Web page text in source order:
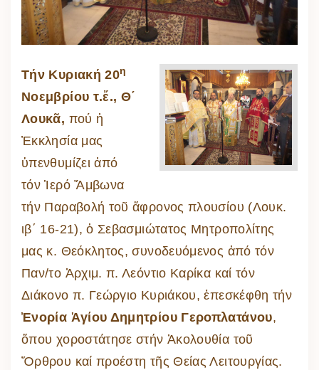
Τήν Κυριακή 20η
Νοεμβρίου τ.ἔ., Θ΄
Λουκᾶ, πού ἡ
Ἐκκλησία μας
ὑπενθυμίζει ἀπό
τόν Ἱερό Ἄμβωνα
τήν Παραβολή τοῦ ἄφρονος πλουσίου (Λουκ.
ιβ΄ 16-21), ὁ Σεβασμιώτατος Μητροπολίτης
μας κ. Θεόκλητος, συνοδευόμενος ἀπό τόν
Παν/το Ἀρχιμ. π. Λεόντιο Καρίκα καί τόν
Διάκονο π. Γεώργιο Κυριάκου, ἐπεσκέφθη τήν
Ἐνορία Ἁγίου Δημητρίου Γεροπλατάνου,
ὅπου χοροστάτησε στήν Ἀκολουθία τοῦ
Ὄρθρου καί προέστη τῆς Θείας Λειτουργίας.